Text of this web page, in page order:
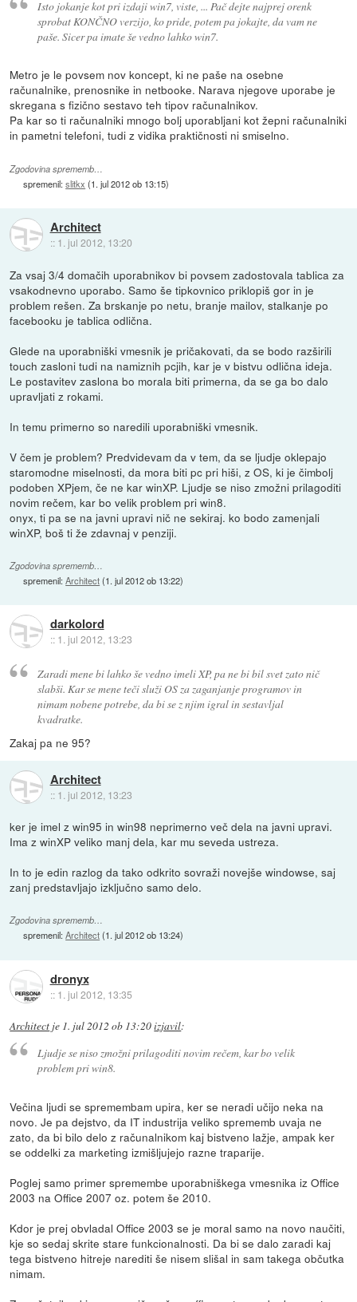
Isto jokanje kot pri izdaji win7, viste, ... Pač dejte najprej orenk
sprobat KONČNO verzijo, ko pride, potem pa jokajte, da vam ne
paše. Sicer pa imate še vedno lahko win7.
Metro je le povsem nov koncept, ki ne paše na osebne
računalnike, prenosnike in netbooke. Narava njegove uporabe je
skregana s fizično sestavo teh tipov računalnikov.
Pa kar so ti računalniki mnogo bolj uporabljani kot žepni računalniki
in pametni telefoni, tudi z vidika praktičnosti ni smiselno.
Zgodovina sprememb…
spremenil:slitkx (1. jul 2012 ob 13:15)
Architect
:: 1. jul 2012, 13:20
Za vsaj 3/4 domačih uporabnikov bi povsem zadostovala tablica za
vsakodnevno uporabo. Samo še tipkovnico priklopiš gor in je
problem rešen. Za brskanje po netu, branje mailov, stalkanje po
facebooku je tablica odlična.
Glede na uporabniški vmesnik je pričakovati, da se bodo razširili
touch zasloni tudi na namiznih pcjih, kar je v bistvu odlična ideja.
Le postavitev zaslona bo morala biti primerna, da se ga bo dalo
upravljati z rokami.
In temu primerno so naredili uporabniški vmesnik.
V čem je problem? Predvidevam da v tem, da se ljudje oklepajo
staromodne miselnosti, da mora biti pc pri hiši, z OS, ki je čimbolj
podoben XPjem, če ne kar winXP. Ljudje se niso zmožni prilagoditi
novim rečem, kar bo velik problem pri win8.
onyx, ti pa se na javni upravi nič ne sekiraj. ko bodo zamenjali
winXP, boš ti že zdavnaj v penziji.
Zgodovina sprememb…
spremenil:Architect(1. jul 2012 ob 13:22)
darkolord
:: 1. jul 2012, 13:23
Zaradi mene bi lahko še vedno imeli XP, pa ne bi bil svet zato nič
slabši. Kar se mene teči služi OS za zaganjanje programov in
nimam nobene potrebe, da bi se z njim igral in sestavljal
kvadratke.
Zakaj pa ne 95?
Architect
:: 1. jul 2012, 13:23
ker je imel z win95 in win98 neprimerno več dela na javni upravi.
Ima z winXP veliko manj dela, kar mu seveda ustreza.
In to je edin razlog da tako odkrito sovraži novejše windowse, saj
zanj predstavljajo izključno samo delo.
Zgodovina sprememb…
spremenil:Architect(1. jul 2012 ob 13:24)
dronyx
:: 1. jul 2012, 13:35
Architect je 1. jul 2012 ob 13:20izjavil:
Ljudje se niso zmožni prilagoditi novim rečem, kar bo velik
problem pri win8.
Večina ljudi se spremembam upira, ker se neradi učijo neka na
novo. Je pa dejstvo, da IT industrija veliko sprememb uvaja ne
zato, da bi bilo delo z računalnikom kaj bistveno lažje, ampak ker
se oddelki za marketing izmišljujejo razne traparije.
Poglej samo primer spremembe uporabniškega vmesnika iz Office
2003 na Office 2007 oz. potem še 2010.
Kdor je prej obvladal Office 2003 se je moral samo na novo naučiti,
kje so sedaj skrite stare funkcionalnosti. Da bi se dalo zaradi kaj
tega bistveno hitreje narediti še nisem slišal in sam takega občutka
nimam.